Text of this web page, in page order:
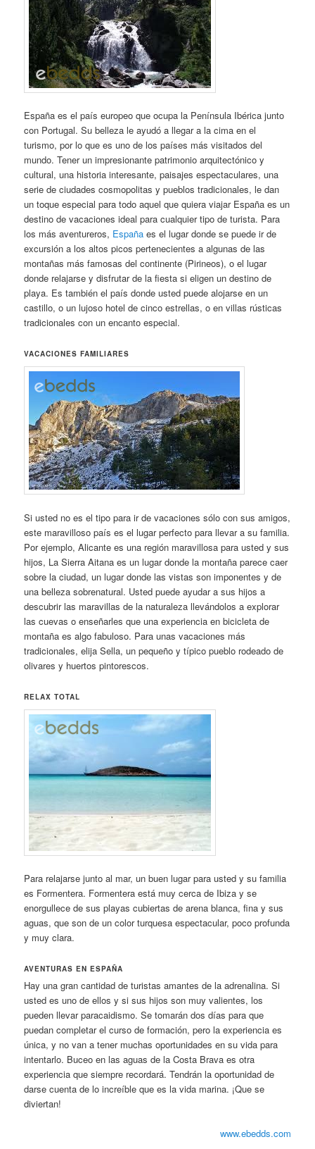
España es el país europeo que ocupa la Península Ibérica junto
con Portugal. Su belleza le ayudó a llegar a la cima en el
turismo, por lo que es uno de los países más visitados del
mundo. Tener un impresionante patrimonio arquitectónico y
cultural, una historia interesante, paisajes espectaculares, una
serie de ciudades cosmopolitas y pueblos tradicionales, le dan
un toque especial para todo aquel que quiera viajar España es un
destino de vacaciones ideal para cualquier tipo de turista. Para
los más aventureros, Españaes el lugar donde se puede ir de
excursión a los altos picos pertenecientes a algunas de las
montañas más famosas del continente (Pirineos), o el lugar
donde relajarse y disfrutar de la fiesta si eligen un destino de
playa. Es también el país donde usted puede alojarse en un
castillo, o un lujoso hotel de cinco estrellas, o en villas rústicas
tradicionales con un encanto especial.
VACACIONES FAMILIARES
Si usted no es el tipo para ir de vacaciones sólo con sus amigos,
este maravilloso país es el lugar perfecto para llevar a su familia.
Por ejemplo, Alicante es una región maravillosa para usted y sus
hijos, La Sierra Aitana es un lugar donde la montaña parece caer
sobre la ciudad, un lugar donde las vistas son imponentes y de
una belleza sobrenatural. Usted puede ayudar a sus hijos a
descubrir las maravillas de la naturaleza llevándolos a explorar
las cuevas o enseñarles que una experiencia en bicicleta de
montaña es algo fabuloso. Para unas vacaciones más
tradicionales, elija Sella, un pequeño y típico pueblo rodeado de
olivares y huertos pintorescos.
RELAX TOTAL
Para relajarse junto al mar, un buen lugar para usted y su familia
es Formentera. Formentera está muy cerca de Ibiza y se
enorgullece de sus playas cubiertas de arena blanca, fina y sus
aguas, que son de un color turquesa espectacular, poco profunda
y muy clara.
AVENTURAS EN ESPAÑA
Hay una gran cantidad de turistas amantes de la adrenalina. Si
usted es uno de ellos y si sus hijos son muy valientes, los
pueden llevar paracaidismo. Se tomarán dos días para que
puedan completar el curso de formación, pero la experiencia es
única, y no van a tener muchas oportunidades en su vida para
intentarlo. Buceo en las aguas de la Costa Brava es otra
experiencia que siempre recordará. Tendrán la oportunidad de
darse cuenta de lo increíble que es la vida marina. ¡Que se
diviertan!
www.ebedds.com